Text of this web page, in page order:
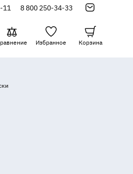
11 8 800 250-34-33
Избранное Корзина